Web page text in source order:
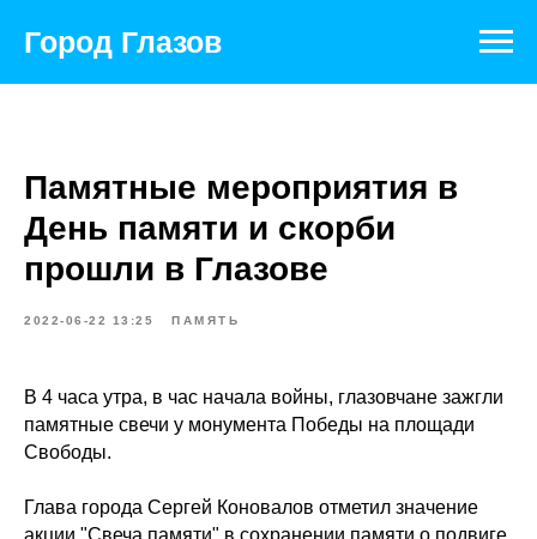
Город Глазов
Памятные мероприятия в
День памяти и скорби
прошли в Глазове
2022-06-22 13:25 ПАМЯТЬ
В 4 часа утра, в час начала войны, глазовчане зажгли
памятные свечи у монумента Победы на площади
Свободы.
Глава города Сергей Коновалов отметил значение
акции "Свеча памяти" в сохранении памяти о подвиге